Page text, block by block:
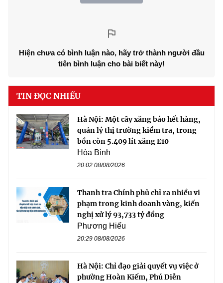
Hiện chưa có bình luận nào, hãy trở thành người đầu
tiên bình luận cho bài biết này!
TIN ĐỌC NHIỀU
Hà Nội: Một cây xăng báo hết hàng,
quản lý thị trường kiểm tra, trong
bồn còn 5.409 lít xăng E10
Hòa Bình
20:02 08/08/2026
Thanh tra Chính phủ chỉ ra nhiều vi
phạm trong kinh doanh vàng, kiến
nghị xử lý 93,733 tỷ đồng
Phương Hiếu
20:29 08/08/2026
Hà Nội: Chỉ đạo giải quyết vụ việc ở
phường Hoàn Kiếm, Phú Diễn